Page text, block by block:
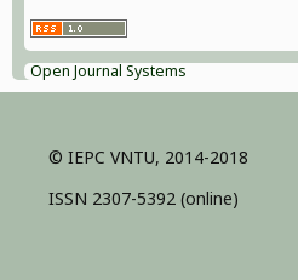
Open Journal Systems
© IEPC VNTU, 2014-2018
ISSN 2307-5392 (online)